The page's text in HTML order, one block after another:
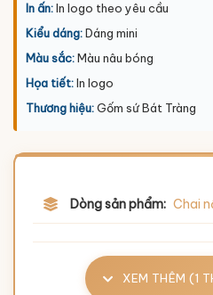
In ấn:In logo theo yêu cầu
Kiểu dáng:Dáng mini
Màu sắc:Màu nâu bóng
Họa tiết:In logo
Thương hiệu:Gốm sứ Bát Tràng
Dòng sản phẩm: Chai
XEM THÊM (1